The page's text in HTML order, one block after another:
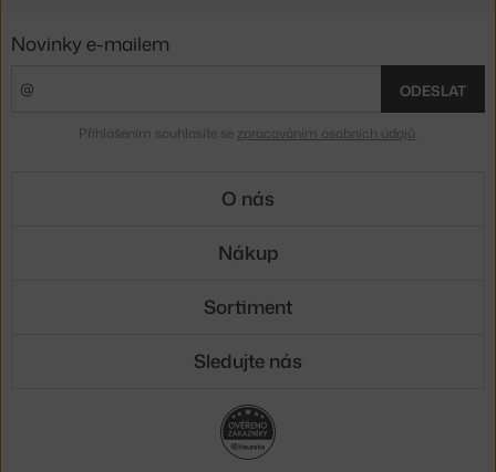
Novinky e-mailem
ODESLAT
Přihlášením souhlasíte se zpracováním osobních údajů
O nás
Nákup
Sortiment
Sledujte nás